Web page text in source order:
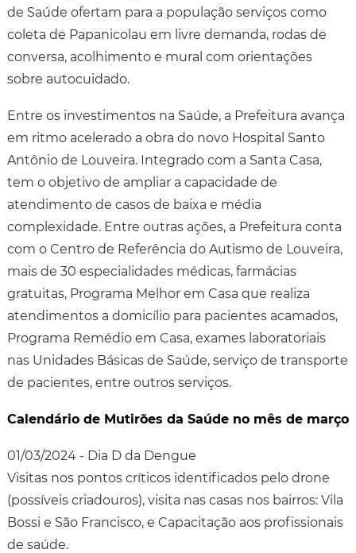
de Saúde ofertam para a população serviços como
coleta de Papanicolau em livre demanda, rodas de
conversa, acolhimento e mural com orientações
sobre autocuidado.
Entre os investimentos na Saúde, a Prefeitura avança
em ritmo acelerado a obra do novo Hospital Santo
Antônio de Louveira. Integrado com a Santa Casa,
tem o objetivo de ampliar a capacidade de
atendimento de casos de baixa e média
complexidade. Entre outras ações, a Prefeitura conta
com o Centro de Referência do Autismo de Louveira,
mais de 30 especialidades médicas, farmácias
gratuitas, Programa Melhor em Casa que realiza
atendimentos a domicílio para pacientes acamados,
Programa Remédio em Casa, exames laboratoriais
nas Unidades Básicas de Saúde, serviço de transporte
de pacientes, entre outros serviços.
Calendário de Mutirões da Saúde no mês de março
01/03/2024 - Dia D da Dengue
Visitas nos pontos críticos identificados pelo drone
(possíveis criadouros), visita nas casas nos bairros: Vila
Bossi e São Francisco, e Capacitação aos profissionais
de saúde.